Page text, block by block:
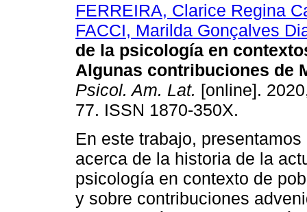
FERREIRA, Clarice Regina
FACCI, Marilda Gonçalves
de la psicología en
Algunas contribuciones de
Psicol. Am. Lat. [online].
77. ISSN 1870-350X.
En este trabajo,
acerca de la historia de la
psicología en contexto de
y sobre contribuciones